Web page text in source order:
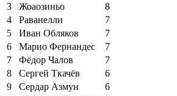
3
Жоаозиньо
8
4
Раванелли
7
5
Иван Обляков
7
6
Марио Фернандес
7
7
Фёдор Чалов
7
8
Сергей Ткачёв
6
9
Сердар Азмун
6